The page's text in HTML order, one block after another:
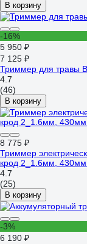
В корзину
-16%
5 950 ₽
7 125 ₽
Триммер для травы
4.7
(46)
В корзину
8 775 ₽
Триммер
крод 2_1.6мм,
4.7
(25)
В корзину
-3%
6 190 ₽